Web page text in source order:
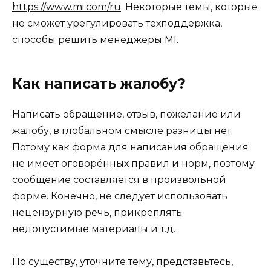
https://www.mi.com/ru. Некоторые темы, которые
не сможет урегулировать техподдержка,
способы решить менеджеры MI.
Как написать жалобу?
Написать обращение, отзыв, пожелание или
жалобу, в глобальном смысле разницы нет.
Потому как форма для написания обращения
не имеет оговорённых правил и норм, поэтому
сообщение составляется в произвольной
форме. Конечно, не следует использовать
нецензурную речь, прикреплять
недопустимые материалы и т.д.
По существу, уточните тему, представьтесь,